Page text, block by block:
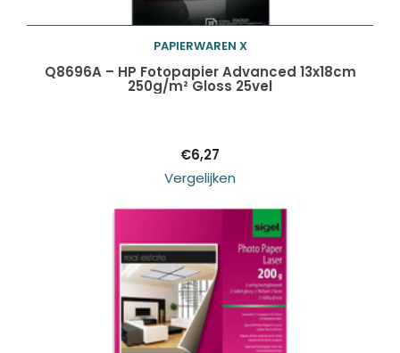
Toevoegen aan
PAPIERWAREN X
Q8696A – HP Fotopapier Advanced 13x18cm
250g/m² Gloss 25vel
€6,27
Vergelijken